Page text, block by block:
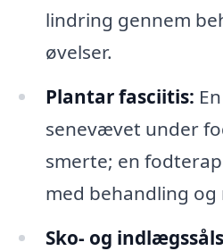
lindring gennem
øvelser.
Plantar fasciitis:
senevævet under
smerte; en
med behandling
Sko- og